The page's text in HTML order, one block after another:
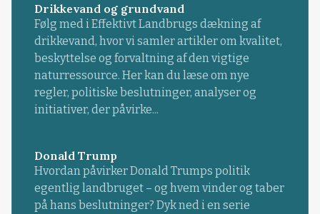
Drikkevand og grundvand
Følg med i Effektivt Landbrugs dækning af
drikkevand, hvor vi samler artikler om kvalitet,
beskyttelse og forvaltning af den vigtige
naturressource. Her kan du læse om nye
regler, politiske beslutninger, analyser og
initiativer, der påvirke...
Donald Trump
Hvordan påvirker Donald Trumps politik
egentlig landbruget – og hvem vinder og taber
på hans beslutninger? Dyk ned i en serie